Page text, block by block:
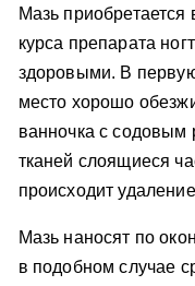
Мазь
курса препарата
здоровыми. В
место хорошо
ванночка с содовым
тканей слоящиеся
происходит
Мазь наносят по
в подобном случае